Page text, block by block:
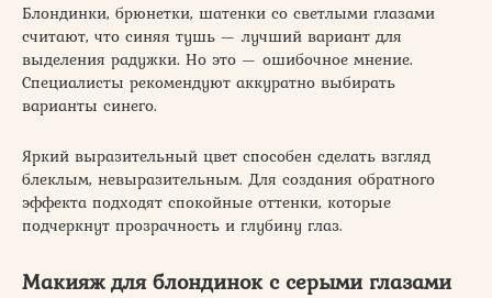
Блондинки, брюнетки, шатенки со светлыми глазами
считают, что синяя тушь — лучший вариант для
выделения радужки. Но это — ошибочное мнение.
Специалисты рекомендуют аккуратно выбирать
варианты синего.
Яркий выразительный цвет способен сделать взгляд
блеклым, невыразительным. Для создания обратного
эффекта подходят спокойные оттенки, которые
подчеркнут прозрачность и глубину глаз.
Макияж для блондинок с серыми глазами